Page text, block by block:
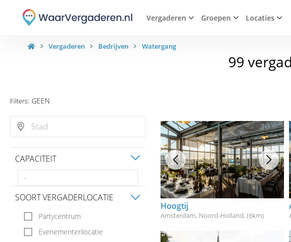
Vergaderen Groepen Locaties
Vergaderen Bedrijven Watergang
99
Filters: GEEN
CAPACITEIT
SOORT VERGADERLOCATIE
Partycentrum
Evenementenlocatie
Hoogtij
Amsterdam, Noord-Holland, (6km)